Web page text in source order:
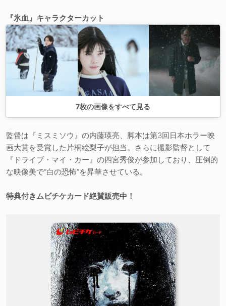
『氷血』キャラクターカット
7枚の画像をすべて見る
監督は『ミスミソウ』の内藤瑛亮、脚本は第3回日本ホラー映
画大賞を受賞した片桐絵梨子が担当。さらに撮影監督として
『ドライブ・マイ・カー』の四宮秀俊が参加しており、圧倒的
な映像美で“白の恐怖”を昇華させている。
特典付きムビチケカード絶賛販売中！